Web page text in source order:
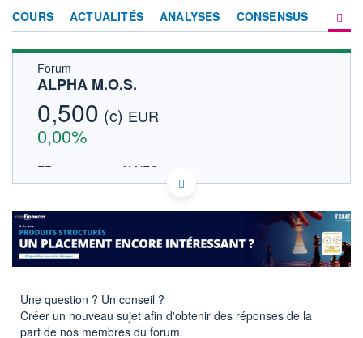
COURS ACTUALITÉS ANALYSES CONSENSUS
Forum
ALPHA M.O.S.
0,500 (c) EUR
0,00%
FR0013421286 ALNEO
EURONEXT PARIS DONNÉES TEMPS RÉEL
Cotation sur les autres places
SECTEUR
Équipements
OUVERTURE
0,000 0,500
Une question ? Un conseil ?
Créer un nouveau sujet afin d'obtenir des réponses de la
part de nos membres du forum.